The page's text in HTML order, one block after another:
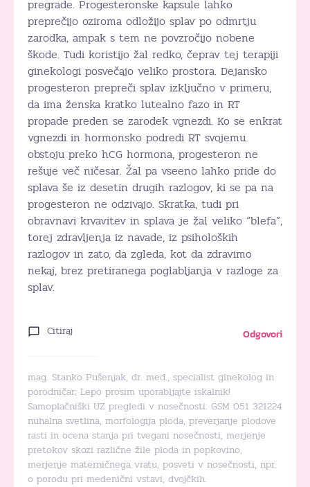
pregrade. Progesteronske kapsule lahko
preprečijo oziroma odložijo splav po odmrtju
zarodka, ampak s tem ne povzročijo nobene
škode. Tudi koristijo žal redko, čeprav tej terapiji
ginekologi posvečajo veliko prostora. Dejansko
progesteron prepreči splav izključno v primeru,
da ima ženska kratko lutealno fazo in RT
propade preden se zarodek vgnezdi. Ko se enkrat
vgnezdi in hormonsko podredi RT svojemu
obstoju preko hCG hormona, progesteron ne
rešuje več ničesar. Žal pa vseeno lahko pride do
splava še iz desetin drugih razlogov, ki se pa na
progesteron ne odzivajo. Skratka, tudi pri
obravnavi krvavitev in splava je žal veliko “blefa”,
torej zdravljenja iz navade, iz psiholoških
razlogov in zato, da zgleda, kot da zdravimo
nekaj, brez pretiranega poglabljanja v razloge za
splav.
Citiraj Odgovori
mag. Stanko Pušenjak, dr. med., specialist ginekolog in
porodničar; Lepo prosim uporabljajte iskalnik!
Samoplačniški UZ pregledi v nosečnosti: GSM 051 321224
nuhalna svetlina, morfologija ploda, preverjanje plodove
rasti in ocena stanja pri tvegani nosečnosti, merjenje
pretokov skozi različne žile ploda in popkovino,
merjenje materničnega vratu, posveti v nosečnosti, npr.
o porodu pri medenični vstavi, dvojčkih.